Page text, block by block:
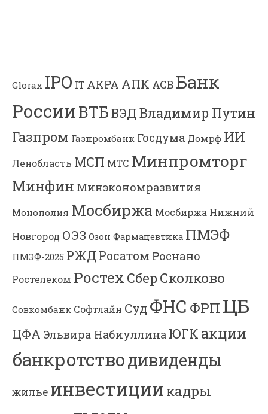
Glorax IPO IT АКРА АПК АСВБанк
РоссииВТБВЭДВладимир Путин
Газпром Газпромбанк Госдума Домрф ИИ
Ленобласть МСП МТС Минпромторг
Минфин Минэкономразвития
Монополия Мосбиржа Мосбиржа Нижний
Новгород ОЭЗ Озон Фармацевтика ПМЭФ
ПМЭФ-2025 РЖД Росатом Роснано
Ростелеком Ростех Сбер Сколково
Совкомбанк Софтлайн Суд ФНС ФРП ЦБ
ЦФА Эльвира Набиуллина ЮГК акции
банкротстводивиденды
жилье инвестиции кадры